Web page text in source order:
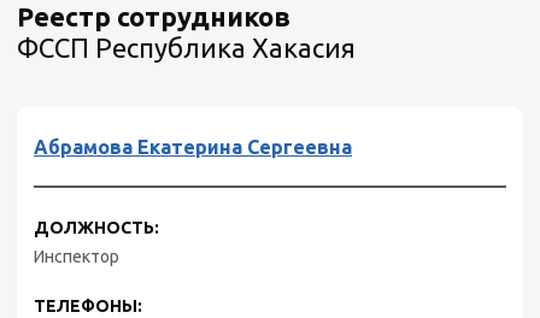
Реестр сотрудников
ФССП Республика Хакасия
Абрамова Екатерина Сергеевна
ДОЛЖНОСТЬ:
Инспектор
ТЕЛЕФОНЫ: